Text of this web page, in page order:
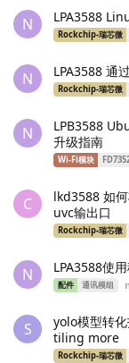
N LPA3588
Rockchip-瑞芯微
N LPA3588 通
Rockchip-瑞芯微
N
LPB3588
升级指南
Wi-Fi模块
C
lkd3588 如
uvc输出口
Rockchip-瑞芯微
N LPA3588使
配件 通讯模组
S
yolo模型转
tiling more
Rockchip-瑞芯微